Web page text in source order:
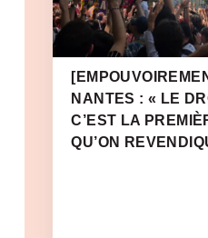
NANTES : « LE
C’EST LA
QU’ON